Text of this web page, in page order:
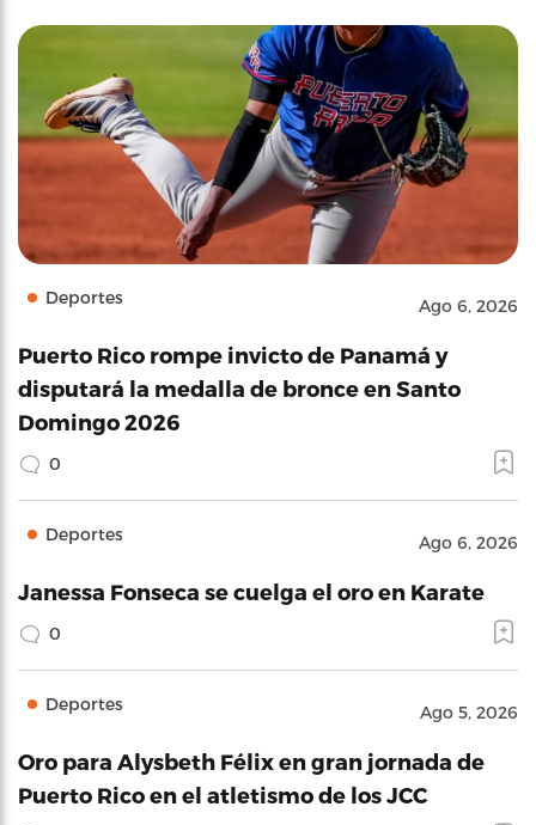
Deportes Ago 6, 2026
Puerto Rico rompe invicto de Panamá y
disputará la medalla de bronce en Santo
Domingo 2026
0
Deportes Ago 6, 2026
Janessa Fonseca se cuelga el oro en Karate
0
Deportes Ago 5, 2026
Oro para Alysbeth Félix en gran jornada de
Puerto Rico en el atletismo de los JCC